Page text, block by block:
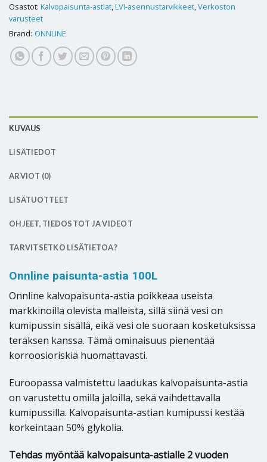
Osastot: Kalvopaisunta-astiat,LVI-asennustarvikkeet,Verkoston
varusteet
Brand: ONNLINE
KUVAUS
LISÄTIEDOT
ARVIOT (0)
LISÄTUOTTEET
OHJEET, TIEDOSTOT JA VIDEOT
TARVITSETKO LISÄTIETOA?
Onnline paisunta-astia 100L
Onnline kalvopaisunta-astia poikkeaa useista
markkinoilla olevista malleista, sillä siinä vesi on
kumipussin sisällä, eikä vesi ole suoraan kosketuksissa
teräksen kanssa. Tämä ominaisuus pienentää
korroosioriskiä huomattavasti.
Euroopassa valmistettu laadukas kalvopaisunta-astia
on varustettu omilla jaloilla, sekä vaihdettavalla
kumipussilla. Kalvopaisunta-astian kumipussi kestää
korkeintaan 50% glykolia.
Tehdas myöntää kalvopaisunta-astialle 2 vuoden